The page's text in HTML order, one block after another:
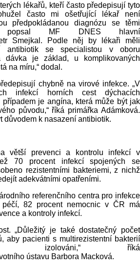
lékařů, kteří často předepisují tyto
často mi ošetřující lékař není
předpokládanou diagnózu se těmi
popsal MF DNES hlavní
Smejkal. Podle něj by lékaři měli
antibiotik se specialistou v oboru
dávka je základ, u komplikovaných
na míru,“ dodal.
chybně na virové infekce. „V
infekcí horních cest dýchacích
případem je angína, která může být jak
původu,“ říká primářka Adámková.
důvodem k nasazení antibiotik.
větší prevenci a kontrolu infekcí v
70 procent infekcí spojených se
rezistentními bakteriemi, z nichž
adekvátními opatřeními.
referenčního centra pro infekce
82 procent nemocnic v ČR má
a kontroly infekcí.
„Důležitý je také dostatečný počet
aby pacienti s multirezistentní bakterií
izolováni,“ říká
ústavu Barbora Macková.